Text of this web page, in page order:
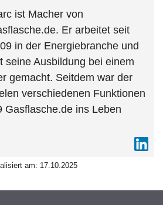
ist Macher von
Er arbeitet seit
in der Energiebranche und
seine Ausbildung bei einem
gemacht. Seitdem war der
verschiedenen Funktionen
Gasflasche.de ins Leben
am: 17.10.2025